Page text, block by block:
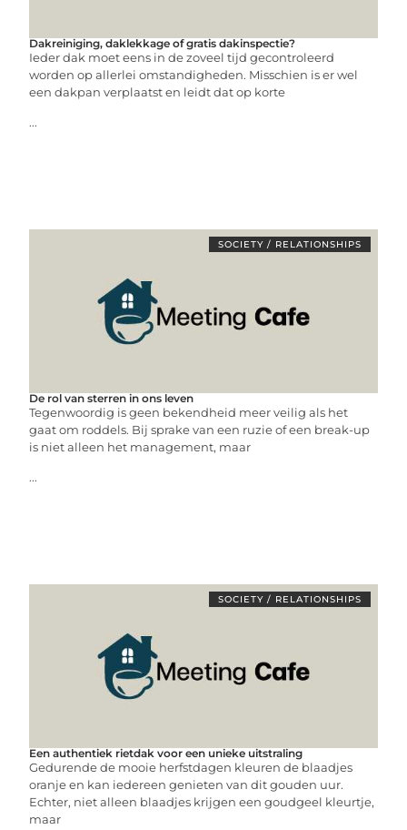
Dakreiniging, daklekkage of gratis dakinspectie?
Ieder dak moet eens in de zoveel tijd gecontroleerd
worden op allerlei omstandigheden. Misschien is er wel
een dakpan verplaatst en leidt dat op korte
...
SOCIETY / RELATIONSHIPS
De rol van sterren in ons leven
Tegenwoordig is geen bekendheid meer veilig als het
gaat om roddels. Bij sprake van een ruzie of een break-up
is niet alleen het management, maar
...
SOCIETY / RELATIONSHIPS
Een authentiek rietdak voor een unieke uitstraling
Gedurende de mooie herfstdagen kleuren de blaadjes
oranje en kan iedereen genieten van dit gouden uur.
Echter, niet alleen blaadjes krijgen een goudgeel kleurtje,
maar